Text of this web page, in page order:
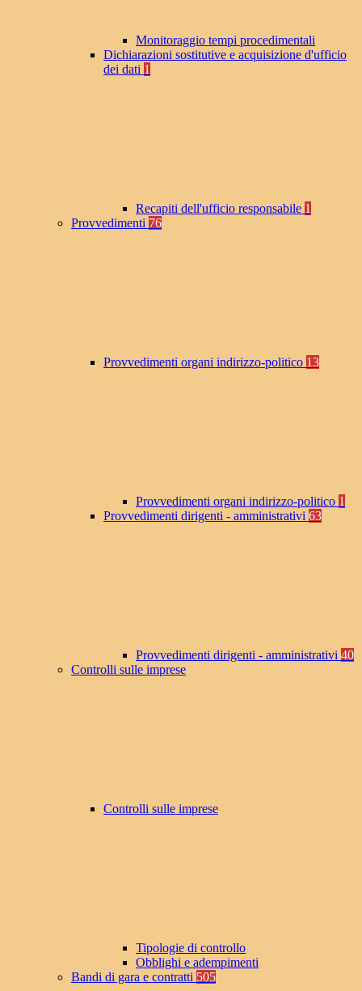
Monitoraggio tempi procedimentali
Dichiarazioni sostitutive e acquisizione d'ufficio
dei dati 1
Recapiti dell'ufficio responsabile 1
Provvedimenti 76
Provvedimenti organi indirizzo-politico 13
Provvedimenti organi indirizzo-politico 1
Provvedimenti dirigenti - amministrativi 63
Provvedimenti dirigenti - amministrativi 40
Controlli sulle imprese
Controlli sulle imprese
Tipologie di controllo
Obblighi e adempimenti
Bandi di gara e contratti 505